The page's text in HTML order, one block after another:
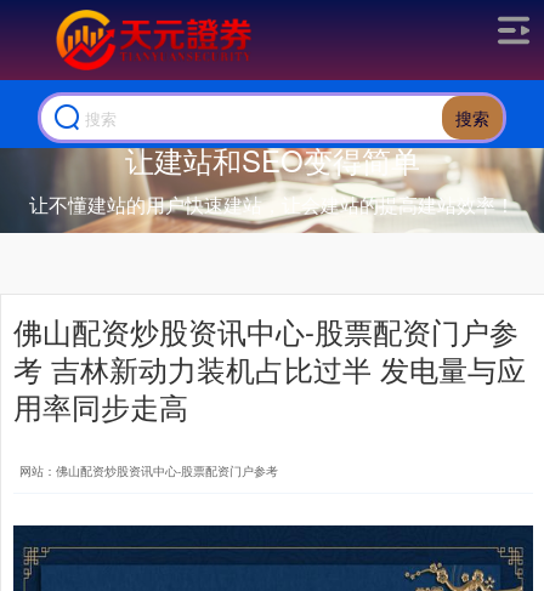
搜索
让建站和SEO变得简单
让不懂建站的用户快速建站，让会建站的提高建站效率！
佛山配资炒股资讯中心-股票配资门户参
考 吉林新动力装机占比过半 发电量与应
用率同步走高
网站：佛山配资炒股资讯中心-股票配资门户参考